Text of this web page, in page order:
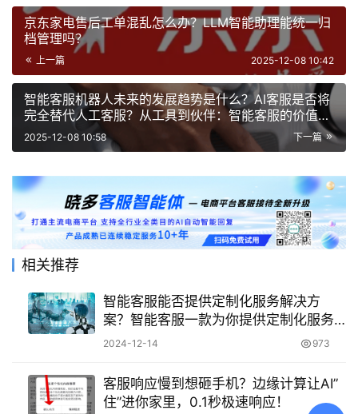
京东家电售后工单混乱怎么办？LLM智能助理能统一归
档管理吗？
上一篇 2025-12-08 10:42
智能客服机器人未来的发展趋势是什么？AI客服是否将
完全替代人工客服？从工具到伙伴：智能客服的价值重
构与人工客服不可替代的情感联结
下一篇
2025-12-08 10:58
相关推荐
智能客服能否提供定制化服务解决方
案？智能客服一款为你提供定制化服务
解决方案的得力助手！
2024-12-14 973
客服响应慢到想砸手机？边缘计算让AI”
住”进你家里，0.1秒极速响应！